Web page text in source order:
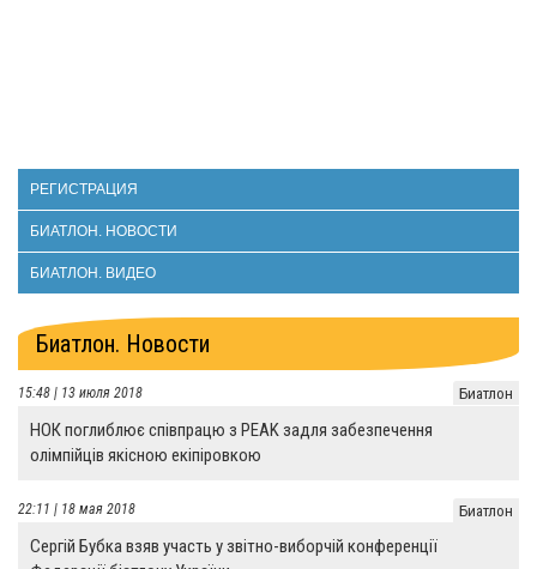
РЕГИСТРАЦИЯ
БИАТЛОН. НОВОСТИ
БИАТЛОН. ВИДЕО
Биатлон. Новости
Биатлон
15:48 | 13 июля 2018
НОК поглиблює співпрацю з PEAK задля забезпечення
олімпійців якісною екіпіровкою
Биатлон
22:11 | 18 мая 2018
Сергій Бубка взяв участь у звітно-виборчій конференції